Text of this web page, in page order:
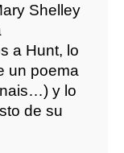
Shelley
a Hunt, lo
un poema
y lo
de su